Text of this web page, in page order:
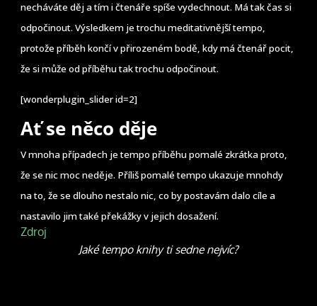
necháváte děj a tím i čtenáře spíše vydechnout. Má tak čas si
odpočinout. Výsledkem je trochu meditativnější tempo,
protože příběh končí v přirozeném bodě, kdy má čtenář pocit,
že si může od příběhu tak trochu odpočinout.
[wonderplugin_slider id=2]
Ať se něco děje
V mnoha případech je tempo příběhu pomalé zkrátka proto,
že se nic moc neděje. Příliš pomalé tempo ukazuje mnohdy
na to, že se dlouho nestalo nic, co by postavám dalo cíle a
nastavilo jim také překážky v jejich dosažení.
Zdroj
Jaké tempo knihy ti sedne nejvíc?